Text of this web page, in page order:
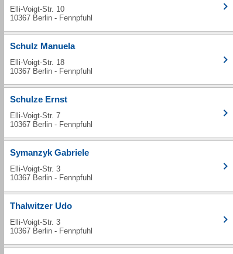
Elli-Voigt-Str. 10
10367 Berlin - Fennpfuhl
Schulz Manuela
Elli-Voigt-Str. 18
10367 Berlin - Fennpfuhl
Schulze Ernst
Elli-Voigt-Str. 7
10367 Berlin - Fennpfuhl
Symanzyk Gabriele
Elli-Voigt-Str. 3
10367 Berlin - Fennpfuhl
Thalwitzer Udo
Elli-Voigt-Str. 3
10367 Berlin - Fennpfuhl